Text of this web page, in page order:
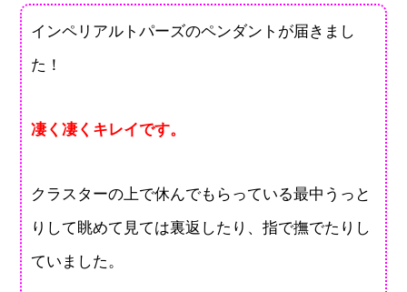
インペリアルトパーズのペンダントが届きまし
た！
凄く凄くキレイです。
クラスターの上で休んでもらっている最中うっと
りして眺めて見ては裏返したり、指で撫でたりし
ていました。